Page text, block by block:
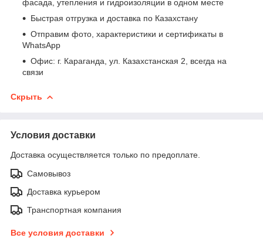
фасада, утепления и гидроизоляции в одном месте
Быстрая отгрузка и доставка по Казахстану
Отправим фото, характеристики и сертификаты в
WhatsApp
Офис: г. Караганда, ул. Казахстанская 2, всегда на
связи
Скрыть
Условия доставки
Доставка осуществляется только по предоплате.
Самовывоз
Доставка курьером
Транспортная компания
Все условия доставки